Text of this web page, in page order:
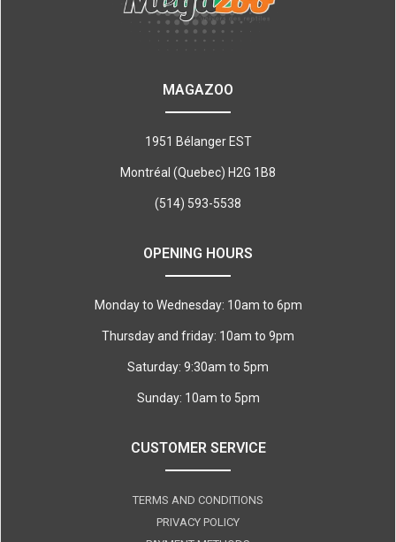
MAGAZOO
1951 Bélanger EST
Montréal (Quebec) H2G 1B8
(514) 593-5538
OPENING HOURS
Monday to Wednesday: 10am to 6pm
Thursday and friday: 10am to 9pm
Saturday: 9:30am to 5pm
Sunday: 10am to 5pm
CUSTOMER SERVICE
TERMS AND CONDITIONS
PRIVACY POLICY